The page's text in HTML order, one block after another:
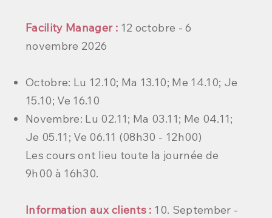
Facility Manager : 12 octobre - 6
novembre 2026
Octobre: Lu 12.10; Ma 13.10; Me 14.10; Je
15.10; Ve 16.10
Novembre: Lu 02.11; Ma 03.11; Me 04.11;
Je 05.11; Ve 06.11 (08h30 - 12h00)
Les cours ont lieu toute la journée de
9h00 à 16h30.
Information aux clients : 10. September -